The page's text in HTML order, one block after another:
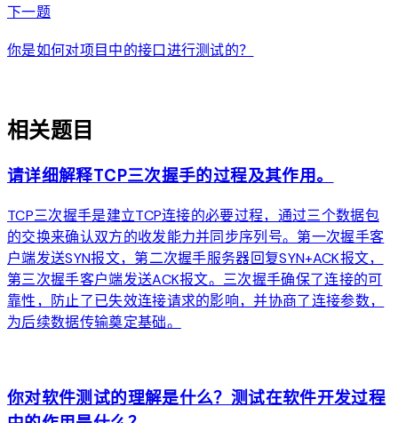
下一题arrow_forward
你是如何对项目中的接口进行测试的？
相关题目
请详细解释TCP三次握手的过程及其作用。
TCP三次握手是建立TCP连接的必要过程，通过三个数据包
的交换来确认双方的收发能力并同步序列号。第一次握手客
户端发送SYN报文，第二次握手服务器回复SYN+ACK报文，
第三次握手客户端发送ACK报文。三次握手确保了连接的可
靠性，防止了已失效连接请求的影响，并协商了连接参数，
为后续数据传输奠定基础。
你对软件测试的理解是什么？测试在软件开发过程